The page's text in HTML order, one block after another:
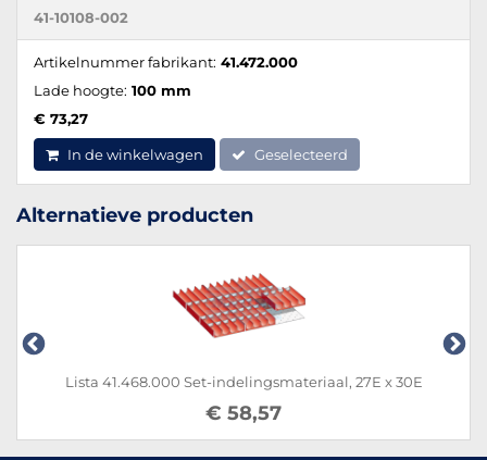
41-10108-002
Artikelnummer fabrikant: 41.472.000
Lade hoogte: 100 mm
€ 73,27
In de winkelwagen Geselecteerd
Alternatieve producten
Lista 41.468.000 Set-indelingsmateriaal, 27E x 30E
€ 58,57